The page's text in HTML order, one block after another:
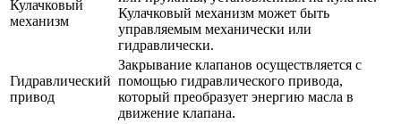
Кулачковый
механизм
Кулачковый механизм может быть
управляемым механически или
гидравлически.
Гидравлический
привод
Закрывание клапанов осуществляется с
помощью гидравлического привода,
который преобразует энергию масла в
движение клапана.